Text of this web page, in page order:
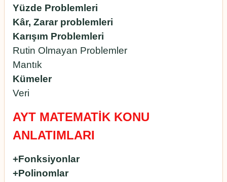
Yüzde Problemleri
Kâr, Zarar problemleri
Karışım Problemleri
Rutin Olmayan Problemler
Mantık
Kümeler
Veri
AYT MATEMATİK KONU
ANLATIMLARI
+Fonksiyonlar
+Polinomlar